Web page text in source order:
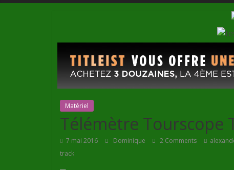
Matériel
Télémètre Tourscope
7 mai 2016 Dominique 2 Comments
track